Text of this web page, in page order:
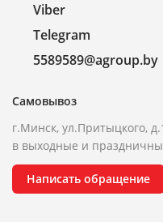
Viber
Telegram
5589589@agroup.by
Самовывоз
г.Минск, ул.Притыцкого,
в выходные и
Написать обращение